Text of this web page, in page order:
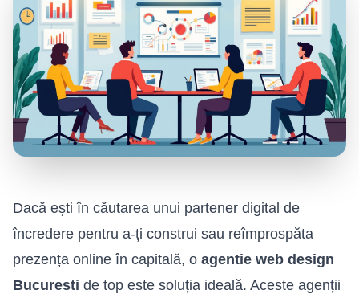
Dacă ești în căutarea unui partener digital de
încredere pentru a-ți construi sau reîmprospăta
prezența online în capitală, o agentie web design
Bucuresti de top este soluția ideală. Aceste agenții